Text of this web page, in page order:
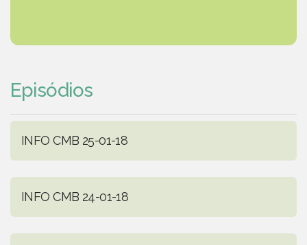
Episódios
INFO CMB 25-01-18
INFO CMB 24-01-18